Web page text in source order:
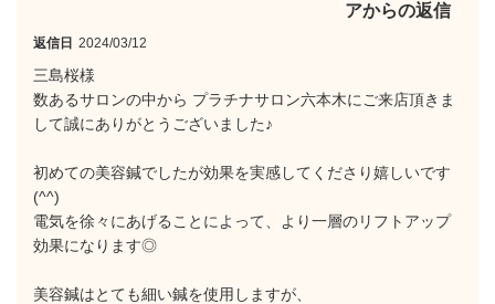
アからの返信
返信日 2024/03/12
三島桜様
数あるサロンの中から プラチナサロン六本木にご来店頂きま
して誠にありがとうございました♪
初めての美容鍼でしたが効果を実感してくださり嬉しいです
(^^)
電気を徐々にあげることによって、より一層のリフトアップ
効果になります◎
美容鍼はとても細い鍼を使用しますが、